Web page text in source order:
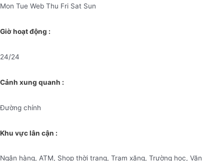
Mon Tue Web Thu Fri Sat Sun
Giờ hoạt động :
24/24
Cảnh xung quanh :
Đường chính
Khu vực lân cận :
Ngân hàng, ATM, Shop thời trang, Trạm xăng, Trường học, Văn